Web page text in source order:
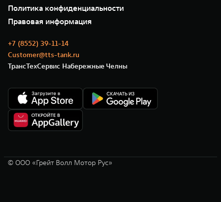
Сервис
Нулевое ТО
Моторные масла
35 лет GWM
GWM ТЕХ ДЕНЬ
Новости
Политика конфиденциальности
Правовая информация
+7 (8552) 39-11-14
Customer@tts-tank.ru
ТрансТехСервис Набережные Челны
© ООО «Грейт Волл Мотор Рус»